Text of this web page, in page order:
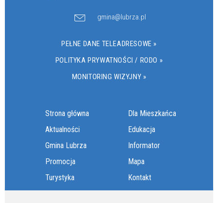
gmina@lubrza.pl
PEŁNE DANE TELEADRESOWE »
POLITYKA PRYWATNOŚCI / RODO »
MONITORING WIZYJNY »
Strona główna
Aktualności
Gmina Lubrza
Promocja
Turystyka
Dla Mieszkańca
Edukacja
Informator
Mapa
Kontakt